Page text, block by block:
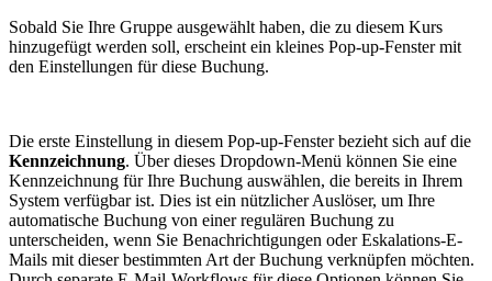
Sobald Sie Ihre Gruppe ausgewählt haben, die zu diesem Kurs
hinzugefügt werden soll, erscheint ein kleines Pop-up-Fenster mit
den Einstellungen für diese Buchung.
Die erste Einstellung in diesem Pop-up-Fenster bezieht sich auf die
Kennzeichnung. Über dieses Dropdown-Menü können Sie eine
Kennzeichnung für Ihre Buchung auswählen, die bereits in Ihrem
System verfügbar ist. Dies ist ein nützlicher Auslöser, um Ihre
automatische Buchung von einer regulären Buchung zu
unterscheiden, wenn Sie Benachrichtigungen oder Eskalations-E-
Mails mit dieser bestimmten Art der Buchung verknüpfen möchten.